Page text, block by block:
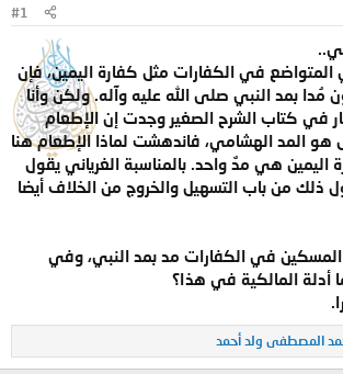
#1
في الكفارات مثل كفارة اليمين، فإن
بمد النبي صلى الله عليه وآله. ولكن وأنا
في كتاب الشرح الصغير وجدت إن الإطعام
هو المد الهشامي، فاندهشت لماذا الإطعام هنا
اليمين هي مدٌ واحد. بالمناسبة الغرياني يقول
ذلك من باب التسهيل والخروج من الخلاف أيضا
في الكفارات مد بمد النبي، وفي
أدلة المالكية في هذا؟
المصطفى ولد أحمد